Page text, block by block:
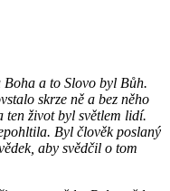
a to Slovo byl Bůh.
skrze ně a bez něho
ten život byl světlem lidí.
Byl člověk poslaný
aby svědčil o tom